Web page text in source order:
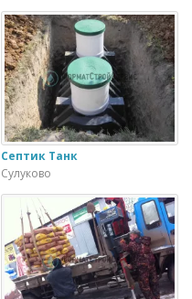
Септик Танк
Сулуково